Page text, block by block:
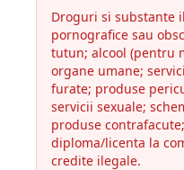
Droguri si substante
pornografice sau
tutun; alcool (pentru
organe umane;
furate; produse
servicii sexuale;
produse
diploma/licenta la
credite ilegale.